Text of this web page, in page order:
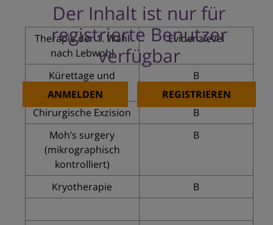
Der Inhalt ist nur für
registrierte Benutzer
verfügbar
ANMELDEN REGISTRIEREN
Therapie der 1. Wahl
nach Lebwohl
Evidenzlevel
Kürettage und
Elektrodesikkation
B
Chirurgische Exzision
B
Moh’s surgery
(mikrographisch
kontrolliert)
B
Kryotherapie B